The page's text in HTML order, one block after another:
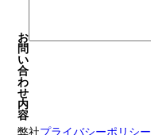
お
問
い
合
わ
せ
内
容
弊社プライバシーポリシー